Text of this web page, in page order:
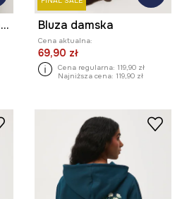
Bluza z kapturem damska Bluza damska
Cena aktualna:
69,90 zł
Cena regularna: 119,90 zł
Najniższa cena: 119,90 zł